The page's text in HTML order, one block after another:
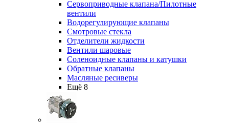
Сервоприводные клапана/Пилотные
вентили
Водорегулирующие клапаны
Смотровые стекла
Отделители жидкости
Вентили шаровые
Соленоидные клапаны и катушки
Обратные клапаны
Масляные ресиверы
Ещё 8